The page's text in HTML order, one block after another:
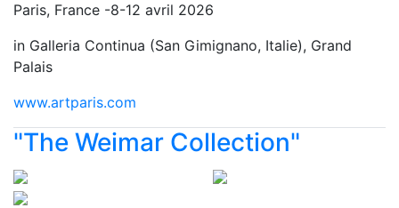
Paris, France -8-12 avril 2026
in Galleria Continua (San Gimignano, Italie), Grand
Palais
www.artparis.com
"The Weimar Collection"